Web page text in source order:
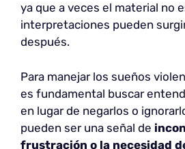
ya que a veces el material no
interpretaciones pueden
después.
Para manejar los sueños
es fundamental buscar
en lugar de negarlos o
pueden ser una señal de
frustración o la necesidad